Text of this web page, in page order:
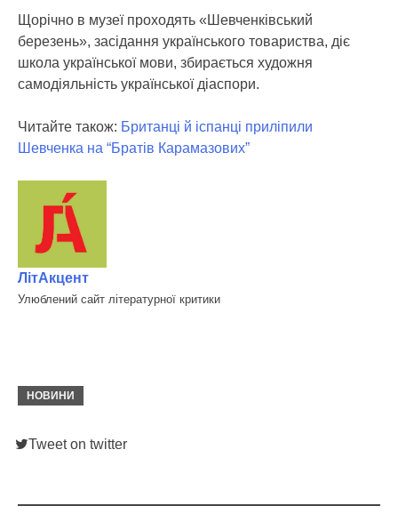
Щорічно в музеї проходять «Шевченківський
березень», засідання українського товариства, діє
школа української мови, збирається художня
самодіяльність української діаспори.
Читайте також: Британці й іспанці приліпили
Шевченка на “Братів Карамазових”
ЛітАкцент
Улюблений сайт літературної критики
НОВИНИ
Tweet on twitter